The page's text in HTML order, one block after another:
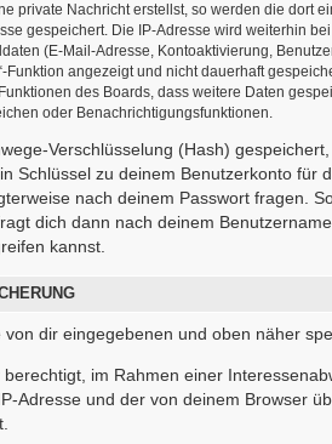
private Nachricht erstellst, so werden die dort
gespeichert. Die IP-Adresse wird weiterhin
(E-Mail-Adresse, Kontoaktivierung,
Funktion angezeigt und nicht dauerhaft
des Boards, dass weitere Daten
oder Benachrichtigungsfunktionen.
Verschlüsselung (Hash)
Schlüssel zu deinem Benutzerkonto
nach deinem Passwort fragen.
dich dann nach deinem
kannst.
dir eingegebenen und oben näher
im Rahmen einer
Adresse und der von deinem Browser